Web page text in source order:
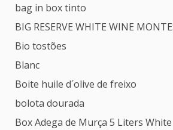
bag in box tinto
BIG RESERVE WHITE WINE
Bio tostões
Blanc
Boite huile d´olive de freixo
bolota dourada
Box Adega de Murça 5 Liters White